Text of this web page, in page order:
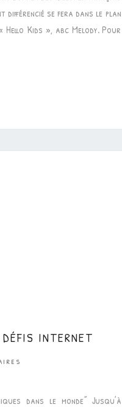
se fera dans le plan
Kids », abc Melody. Pour
INTERNET
dans le monde” Jusqu’à